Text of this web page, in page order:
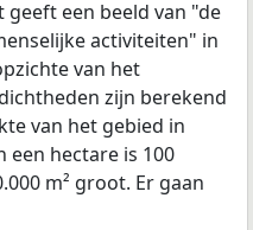
een beeld van "de
activiteiten" in
van het
zijn berekend
van het gebied in
een hectare is 100
m² groot. Er gaan